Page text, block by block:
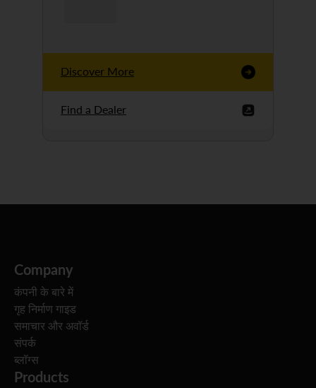
Discover More
Find a Dealer
Company
कंपनी के बारे में
गृह निर्माण गाइड
समाचार और अवॉर्ड
संपर्क
ब्लॉग्स
Products